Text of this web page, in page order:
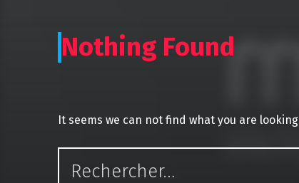
Nothing Found
It seems we can not find what you are
Rechercher :